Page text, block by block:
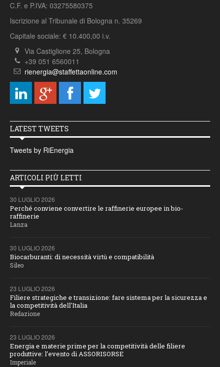
C.F. e P.IVA: 03275580375
Iscrizione al Tribunale di Bologna n. 35269
Capitale sociale: € 10.400,00 i.v.
Via Castiglione 25, Bologna
+39 051 6560011
rienergia@staffettaonline.com
LATEST TWEETS
Tweets by RiEnergia
ARTICOLI PIÙ LETTI
30 LUGLIO 2026
Perché conviene convertire le raffinerie europee in bio-
raffinerie
Lanza
30 LUGLIO 2026
Biocarburanti: di necessità virtù e compatibilità
Sileo
23 LUGLIO 2026
Filiere strategiche e transizione: fare sistema per la sicurezza e
la competitività dell'Italia
Redazione
23 LUGLIO 2026
Energia e materie prime per la competitività delle filiere
produttive: l’evento di ASSORISORSE
Imperiale